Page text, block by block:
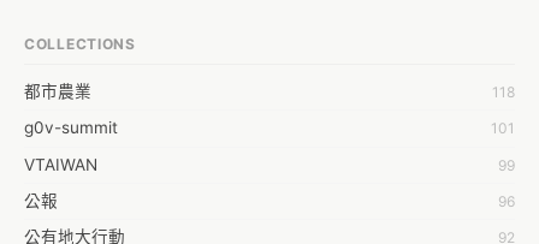
蒼時弦也
袁乾鑫
陳泰澄
&#35377;&#24646;&#33287;
COLLECTIONS
都市農業 118
g0v-summit 101
VTAIWAN 99
公報 96
公有地大行動 92